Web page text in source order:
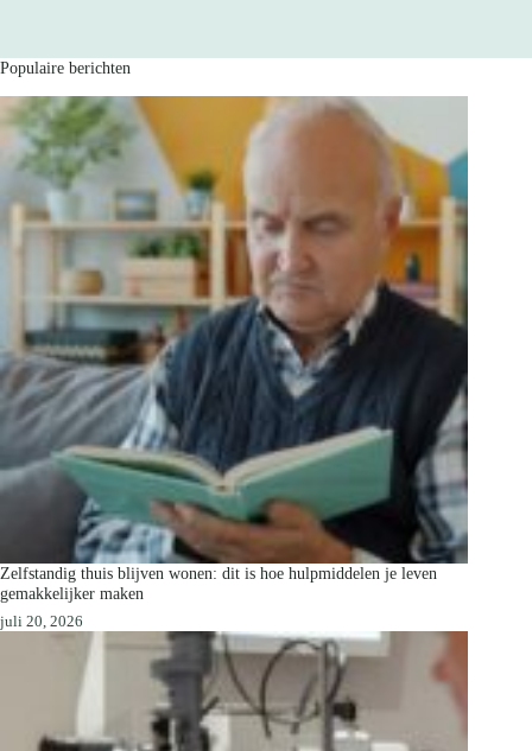
Populaire berichten
Zelfstandig thuis blijven wonen: dit is hoe hulpmiddelen je leven
gemakkelijker maken
juli 20, 2026